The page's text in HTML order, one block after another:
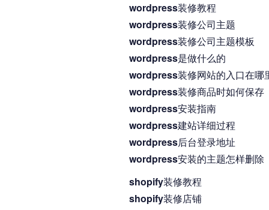
wordpress装修教程
wordpress装修公司主题
wordpress装修公司主题模板
wordpress是做什么的
wordpress装修网站的入口在哪
wordpress装修商品时如何保存
wordpress安装指南
wordpress建站详细过程
wordpress后台登录地址
wordpress安装的主题怎样删除
shopify装修教程
shopify装修店铺